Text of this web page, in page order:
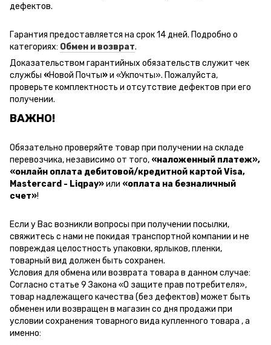
дефектов.
Гарантия предоставляется на срок 14 дней. Подробно о
категориях: Обмен и возврат.
Доказательством гарантийных обязательств служит чек
службы «Новой Почты»и «Укпочты». Пожалуйста,
проверьте комплектность и отсутствие дефектов при его
получении.
ВАЖНО!
Обязательно проверяйте товар при получении на складе
перевозчика, независимо от того, «наложенный платеж»,
«онлайн оплата дебитовой/кредитной картой Visa,
Mastercard - Liqpay»или «оплата на безналичный
счет»!
Если у Вас возникли вопросы при получении посылки,
свяжитесь с нами не покидая транспортной компании и не
повреждая целостность упаковки, ярлыков, пленки,
товарный вид должен быть сохранен.
Условия для обмена или возврата товара в данном случае:
Согласно статье 9 Закона «О защите прав потребителя»,
товар надлежащего качества (без дефектов) может быть
обменен или возвращен в магазин со дня продажи при
условии сохранения товарного вида купленного товара , а
именно: